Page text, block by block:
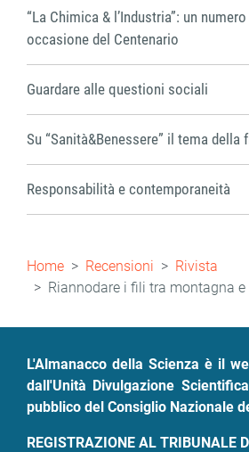
“La Chimica & l’Industria”: un
occasione del Centenario
Guardare alle questioni sociali
Su “Sanità&Benessere” il tema della
Responsabilità e contemporaneità
Briciole
di
pane
Home Recensioni
Rivista
Riannodare i fili tra montagna e
L'Almanacco della Scienza è il
dall'Unità Divulgazione
pubblico del Consiglio Nazionale
REGISTRAZIONE AL TRIBUNALE